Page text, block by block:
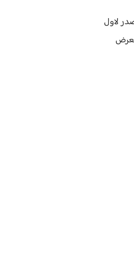
لاول